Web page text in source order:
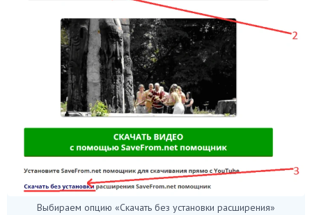
Выбираем опцию «Скачать без установки расширения»